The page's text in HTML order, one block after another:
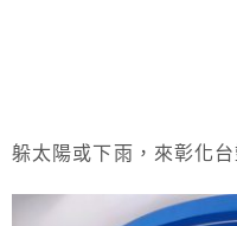
躲太陽或下雨，來彰化